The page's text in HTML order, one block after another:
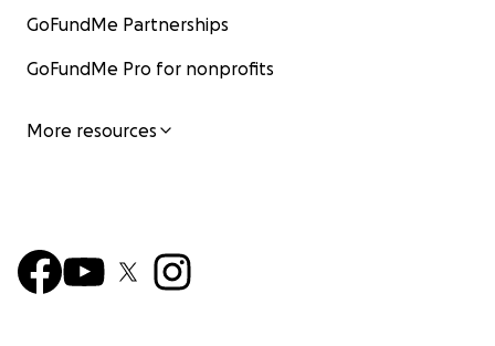
GoFundMe Partnerships
GoFundMe Pro for nonprofits
More resources